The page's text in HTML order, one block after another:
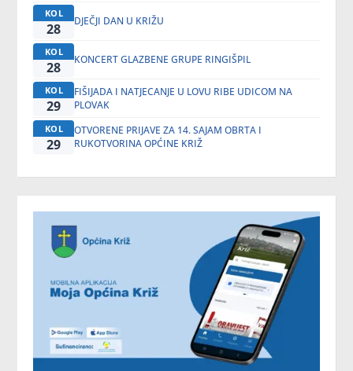
KOL
28 DJEČJI DAN U KRIŽU
KOL
28 KONCERT GLAZBENE GRUPE RINGIŠPIL
KOL
29
FIŠIJADA I NATJECANJE U LOVU RIBE UDICOM NA
PLOVAK
KOL
29
OTVORENE PRIJAVE ZA 14. SAJAM OBRTA I
RUKOTVORINA OPĆINE KRIŽ